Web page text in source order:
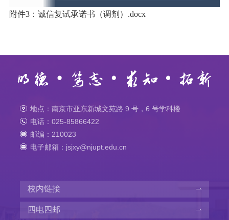
附件3：诚信复试承诺书（调剂）.docx
地点：南京市亚东新城文苑路 9 号，6 号学科楼
电话：025-85866422
邮编：210023
电子邮箱：jsjxy@njupt.edu.cn
校内链接
四电四邮